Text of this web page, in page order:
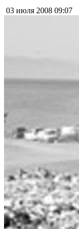
03 июля 2008 09:07